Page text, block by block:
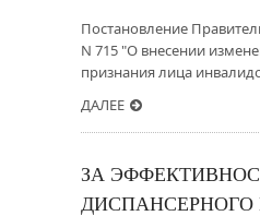
Постановление
N 715 "О внесении
признания лица
ДАЛЕЕ
ЗА